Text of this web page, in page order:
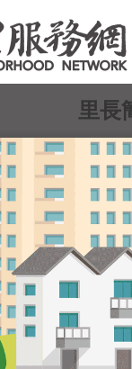
里長